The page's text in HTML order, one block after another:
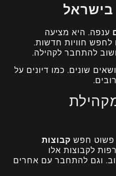
בישראל
ענפה. היא מציעה
לחפש חוויות חדשות.
להתחבר לקהילה.
שונים. כמו דיונים על
פשוט חפש קבוצות
לקבוצות אלו
וגם להתחבר עם אחרים